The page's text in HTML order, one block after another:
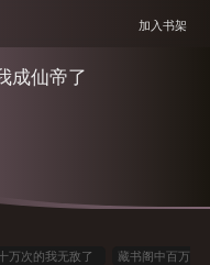
加入书架
成仙帝了
万次的我无敌了 藏书阁中百万